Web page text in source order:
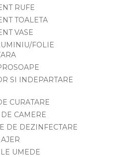
RUFE
TOALETA
VASE
FOLIE
SI INDEPARTARE
CURATARE
CAMERE
DE DEZINFECTARE
UMEDE